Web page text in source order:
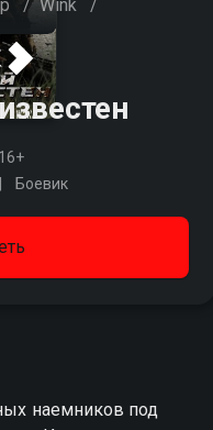
/ Wink /
16+
Боевик
наемников под